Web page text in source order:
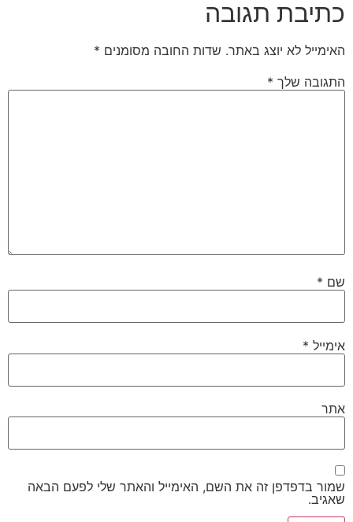
תגובה
לא יוצג באתר. שדות החובה מסומנים*
שלך*
זה את השם, האימייל והאתר שלי לפעם הבאה